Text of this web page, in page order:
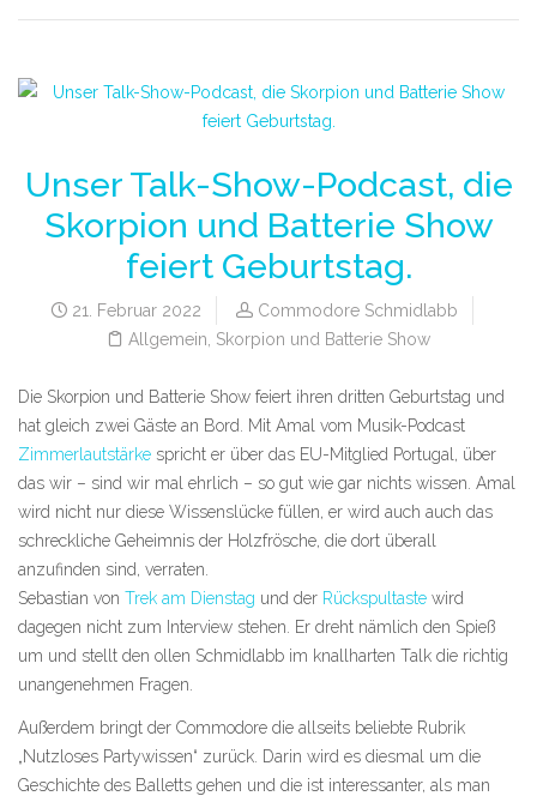
Unser Talk-Show-Podcast, die
Skorpion und Batterie Show
feiert Geburtstag.
21. Februar 2022
Commodore Schmidlabb
Allgemein, Skorpion und Batterie Show
Die Skorpion und Batterie Show feiert ihren dritten Geburtstag und
hat gleich zwei Gäste an Bord. Mit Amal vom Musik-Podcast
Zimmerlautstärke spricht er über das EU-Mitglied Portugal, über
das wir – sind wir mal ehrlich – so gut wie gar nichts wissen. Amal
wird nicht nur diese Wissenslücke füllen, er wird auch auch das
schreckliche Geheimnis der Holzfrösche, die dort überall
anzufinden sind, verraten.
Sebastian von Trek am Dienstag und der Rückspultaste wird
dagegen nicht zum Interview stehen. Er dreht nämlich den Spieß
um und stellt den ollen Schmidlabb im knallharten Talk die richtig
unangenehmen Fragen.
Außerdem bringt der Commodore die allseits beliebte Rubrik
„Nutzloses Partywissen“ zurück. Darin wird es diesmal um die
Geschichte des Balletts gehen und die ist interessanter, als man